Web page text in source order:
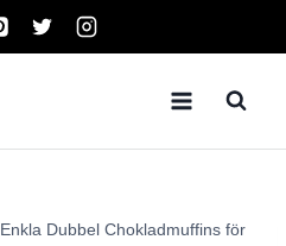
Enkla Dubbel Chokladmuffins för